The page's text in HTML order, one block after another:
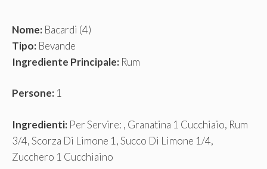
Nome: Bacardi (4)
Tipo: Bevande
Ingrediente Principale: Rum
Persone: 1
Ingredienti: Per Servire: , Granatina 1 Cucchiaio, Rum
3/4, Scorza Di Limone 1, Succo Di Limone 1/4,
Zucchero 1 Cucchiaino